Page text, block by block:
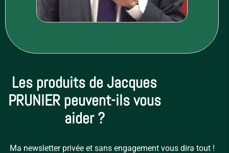
Les produits de Jacques
PRUNIER peuvent-ils vous
aider ?
Ma newsletter privée et sans engagement vous dira tout !